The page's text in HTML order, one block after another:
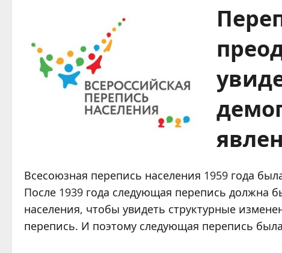
Всесоюзная перепись населения 1959 года
После 1939 года следующая перепись должна
населения, чтобы увидеть структурные
перепись. И поэтому следующая перепись